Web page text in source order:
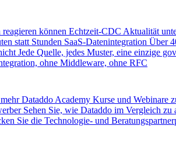
können Echtzeit-CDC Aktualität
statt Stunden SaaS-Datenintegration Über
Jede Quelle, jedes Muster, eine einzige
ohne Middleware, ohne RFC
Dataddo Academy Kurse und Webinare
Sehen Sie, wie Dataddo im Vergleich zu
Sie die Technologie- und